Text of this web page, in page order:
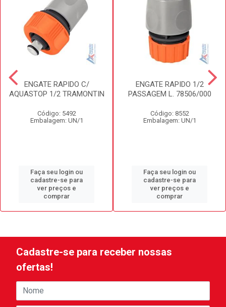
ENGATE RAPIDO C/
AQUASTOP 1/2 TRAMONTIN
Código: 5492
Embalagem: UN/1
Faça seu login ou
cadastre-se para
ver preços e
comprar
ENGATE RAPIDO 1/2
PASSAGEM L. 78506/000
Código: 8552
Embalagem: UN/1
Faça seu login ou
cadastre-se para
ver preços e
comprar
Cadastre-se para receber nossas
ofertas!